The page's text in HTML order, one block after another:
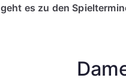
geht es zu den